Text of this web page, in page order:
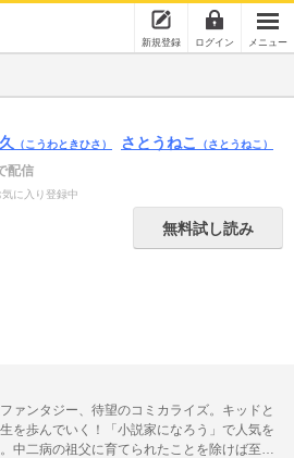
新規登録 ログイン メニュー
（こうわときひさ） さとうねこ （さとうねこ）
配信
気に入り登録中
無料試し読み
ァンタジー、待望のコミカライズ。キッドと
を歩んでいく！「小説家になろう」で人気を
中二病の祖父に育てられたことを除けば至っ